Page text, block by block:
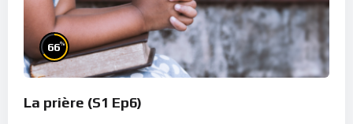
66%
La prière (S1 Ep6)